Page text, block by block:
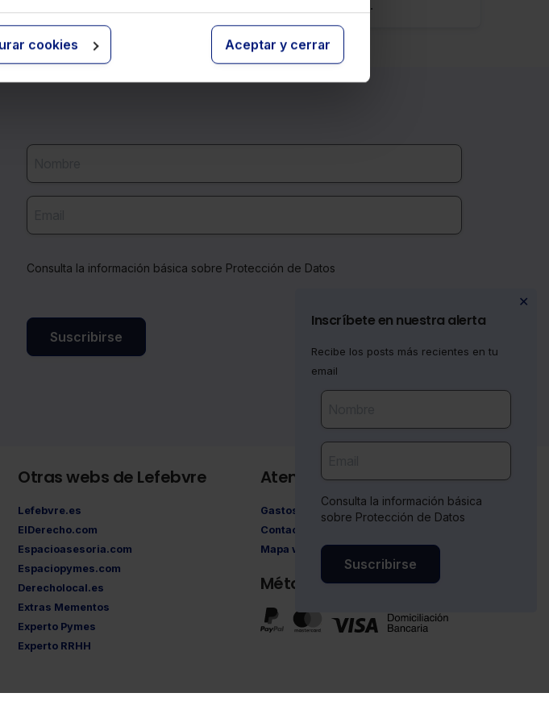
cookies Aceptar y cerrar
la fecha de
efectivo por el
de envío de la
retroactivos desde el 1-1-2023.
Consulta la información básica sobre Protección de Datos
Suscribirse
✕
Inscríbete en nuestra alerta
Recibe los posts más recientes en tu
email
Consulta la información básica
sobre Protección de Datos
Suscribirse
Otras webs de Lefebvre
Lefebvre.es
ElDerecho.com
Espacioasesoria.com
Espaciopymes.com
Derecholocal.es
Extras Mementos
Experto Pymes
Experto RRHH
Atención al cliente
Gastos de envío
Contacto
Mapa web
Métodos de pago